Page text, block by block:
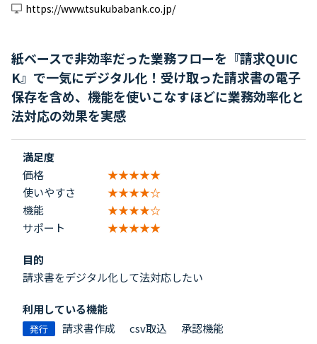
https://www.tsukubabank.co.jp/
紙ベースで非効率だった業務フローを『請求QUIC
K』で一気にデジタル化！受け取った請求書の電子
保存を含め、機能を使いこなすほどに業務効率化と
法対応の効果を実感
満足度
価格
★★★★★
使いやすさ
★★★★☆
機能
★★★★☆
サポート
★★★★★
目的
請求書をデジタル化して法対応したい
利用している機能
発行 請求書作成 csv取込
承認機能